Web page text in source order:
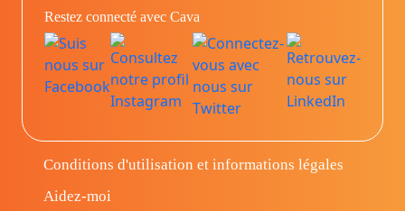
Restez connecté avec Cava
Conditions d'utilisation et informations légales
Aidez-moi